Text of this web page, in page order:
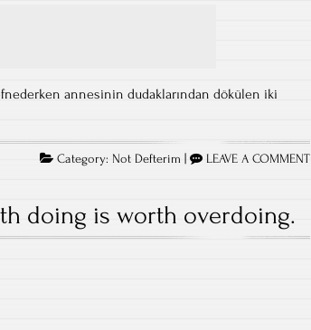
annesinin dudaklarından dökülen iki
Category: Not Defterim | LEAVE A COMMENT
doing is worth overdoing.